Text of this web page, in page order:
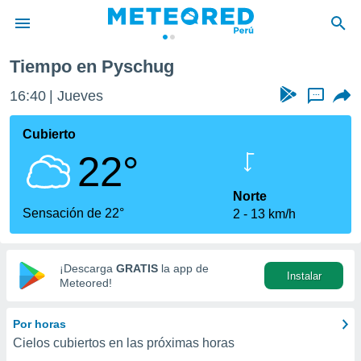
de
ha sido
que se
calidad.
a este
las
y
digital
basada
Tiempo en Pyschug
16:40 Jueves ...
Cubierto
22°
Sensación de 22°
Norte
2
13 km/h
¡Descarga GRATIS la app de
Meteored!
Instalar
Por horas
Cielos cubiertos en las próximas horas